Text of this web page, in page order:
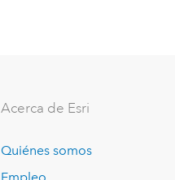
Acerca de Esri
Quiénes somos